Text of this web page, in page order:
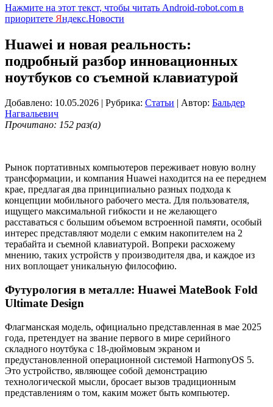
Нажмите на этот текст, чтобы читать Android-robot.com в
приоритете Яндекс.Новости
Huawei и новая реальность:
подробный разбор инновационных
ноутбуков со съемной клавиатурой
Добавлено: 10.05.2026 | Рубрика: Статьи | Автор: Бальдер
Нагвальевич
Прочитано: 152 раз(а)
Рынок портативных компьютеров переживает новую волну
трансформации, и компания Huawei находится на ее переднем
крае, предлагая два принципиально разных подхода к
концепции мобильного рабочего места. Для пользователя,
ищущего максимальной гибкости и не желающего
расставаться с большим объемом встроенной памяти, особый
интерес представляют модели с емким накопителем на 2
терабайта и съемной клавиатурой. Вопреки расхожему
мнению, таких устройств у производителя два, и каждое из
них воплощает уникальную философию.
Футурология в металле: Huawei MateBook Fold
Ultimate Design
Флагманская модель, официально представленная в мае 2025
года, претендует на звание первого в мире серийного
складного ноутбука с 18-дюймовым экраном и
предустановленной операционной системой HarmonyOS 5.
Это устройство, являющее собой демонстрацию
технологической мысли, бросает вызов традиционным
представлениям о том, каким может быть компьютер.